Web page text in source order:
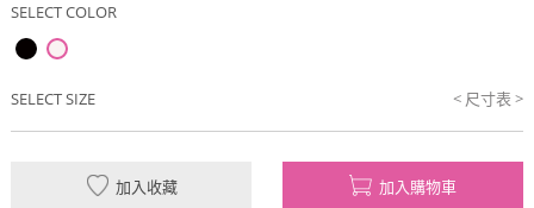
SELECT COLOR
< 尺寸表 >
SELECT SIZE
加入收藏 加入購物車